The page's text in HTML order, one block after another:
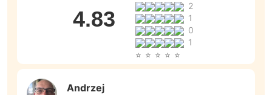
4.83
2
1
0
1
Andrzej